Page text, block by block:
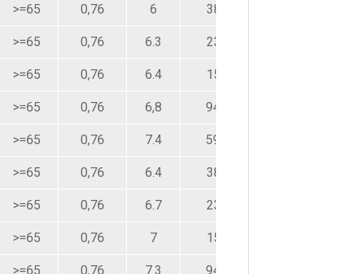
>=65 0,76 6 381
>=65 0,76 6.3 239
>=65 0,76 6.4 150
>=65 0,76 6,8 94,2
>=65 0,76 7.4 59,4
>=65 0,76 6.4 381
>=65 0,76 6.7 239
>=65 0,76 7 150
>=65 0,76 7.3 94,2